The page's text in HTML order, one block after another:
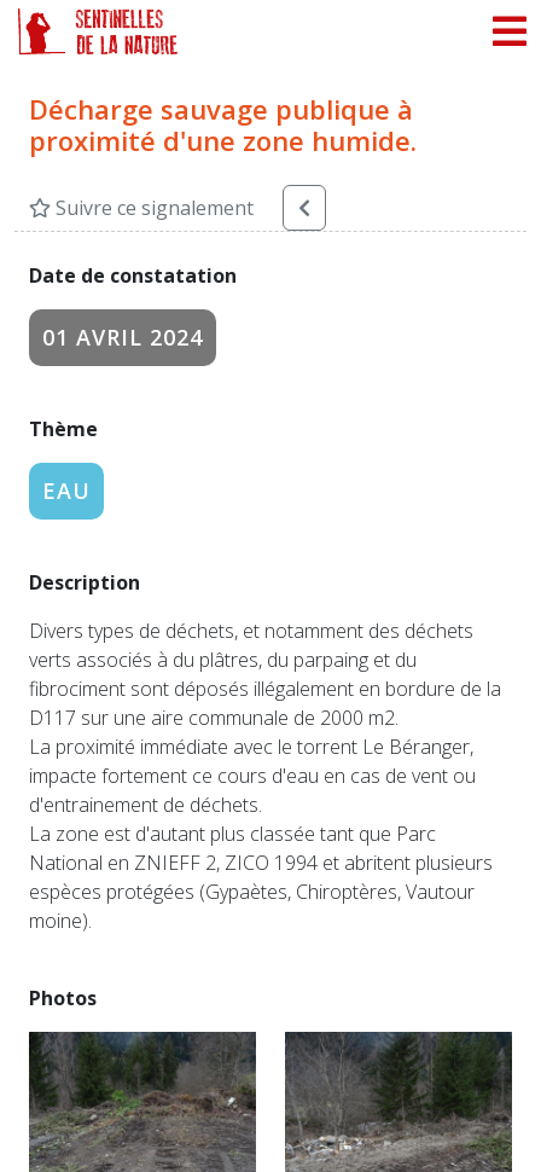
Décharge sauvage publique à
proximité d'une zone humide.
Suivre ce signalement
Date de constatation
01 AVRIL 2024
Thème
EAU
Description
Divers types de déchets, et notamment des déchets
verts associés à du plâtres, du parpaing et du
fibrociment sont déposés illégalement en bordure de la
D117 sur une aire communale de 2000 m2.
La proximité immédiate avec le torrent Le Béranger,
impacte fortement ce cours d'eau en cas de vent ou
d'entrainement de déchets.
La zone est d'autant plus classée tant que Parc
National en ZNIEFF 2, ZICO 1994 et abritent plusieurs
espèces protégées (Gypaètes, Chiroptères, Vautour
moine).
Photos
Panneau de gestion des cookies